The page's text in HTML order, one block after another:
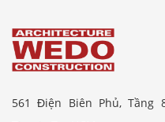
561 Điện Biên Phủ, Tầng